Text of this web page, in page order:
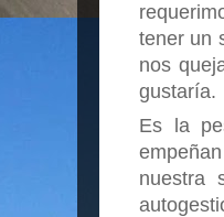
tener un
nos
gustaría.
Es la
nuestra